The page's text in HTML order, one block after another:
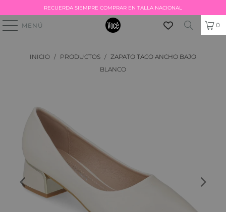
RECUERDA SIEMPRE COMPRAR EN TALLA NACIONAL
MENÚ 0
INICIO / PRODUCTOS / ZAPATO TACO ANCHO BAJO
BLANCO